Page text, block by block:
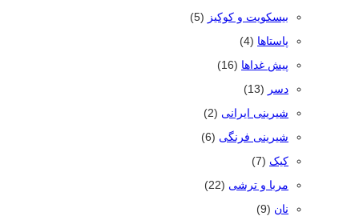
بیسکویت و کوکیز (5)
پاستاها (4)
پیش غداها (16)
دسر (13)
شیرینی ایرانی (2)
شیرینی فرنگی (6)
کیک (7)
مربا و ترشی (22)
نان (9)